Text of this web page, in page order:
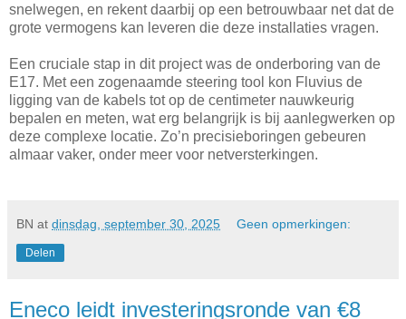
snelwegen, en rekent daarbij op een betrouwbaar net dat de
grote vermogens kan leveren die deze installaties vragen.
Een cruciale stap in dit project was de onderboring van de
E17. Met een zogenaamde steering tool kon Fluvius de
ligging van de kabels tot op de centimeter nauwkeurig
bepalen en meten, wat erg belangrijk is bij aanlegwerken op
deze complexe locatie. Zo’n precisieboringen gebeuren
almaar vaker, onder meer voor netversterkingen.
BN at dinsdag, september 30, 2025 Geen opmerkingen:
Delen
Eneco leidt investeringsronde van €8